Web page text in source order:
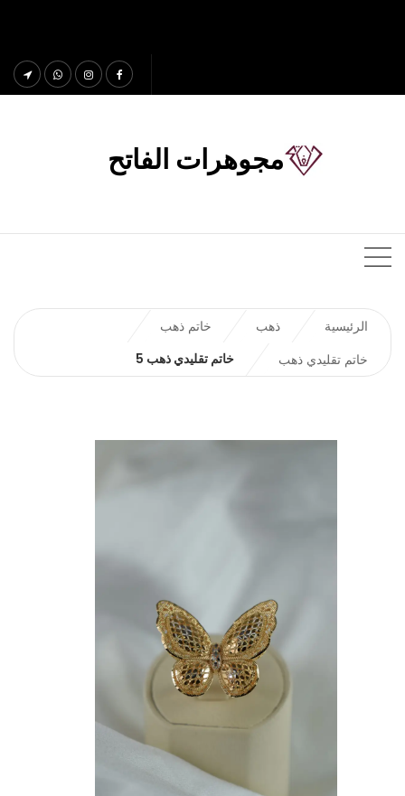
مجوهرات الفاتح
الرئيسية ذهب
خاتم ذهب
خاتم تقليدي ذهب
خاتم تقليدي ذهب 5